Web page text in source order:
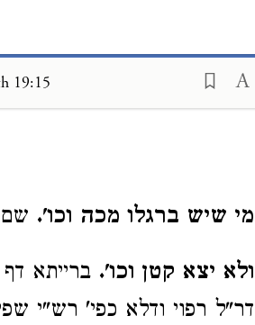
19:15
מי שיש ברגלו מכה וכו'.
ולא יצא קטן וכו'. ברייתא
דר"ל רפוי ודלא כפי' רש"י